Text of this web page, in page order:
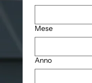
Mese
Anno